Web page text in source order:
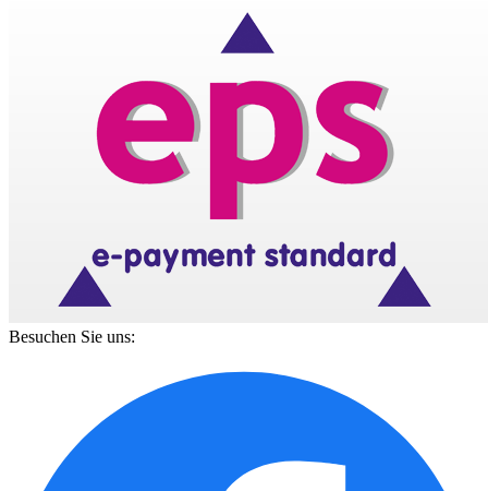
Besuchen Sie uns: